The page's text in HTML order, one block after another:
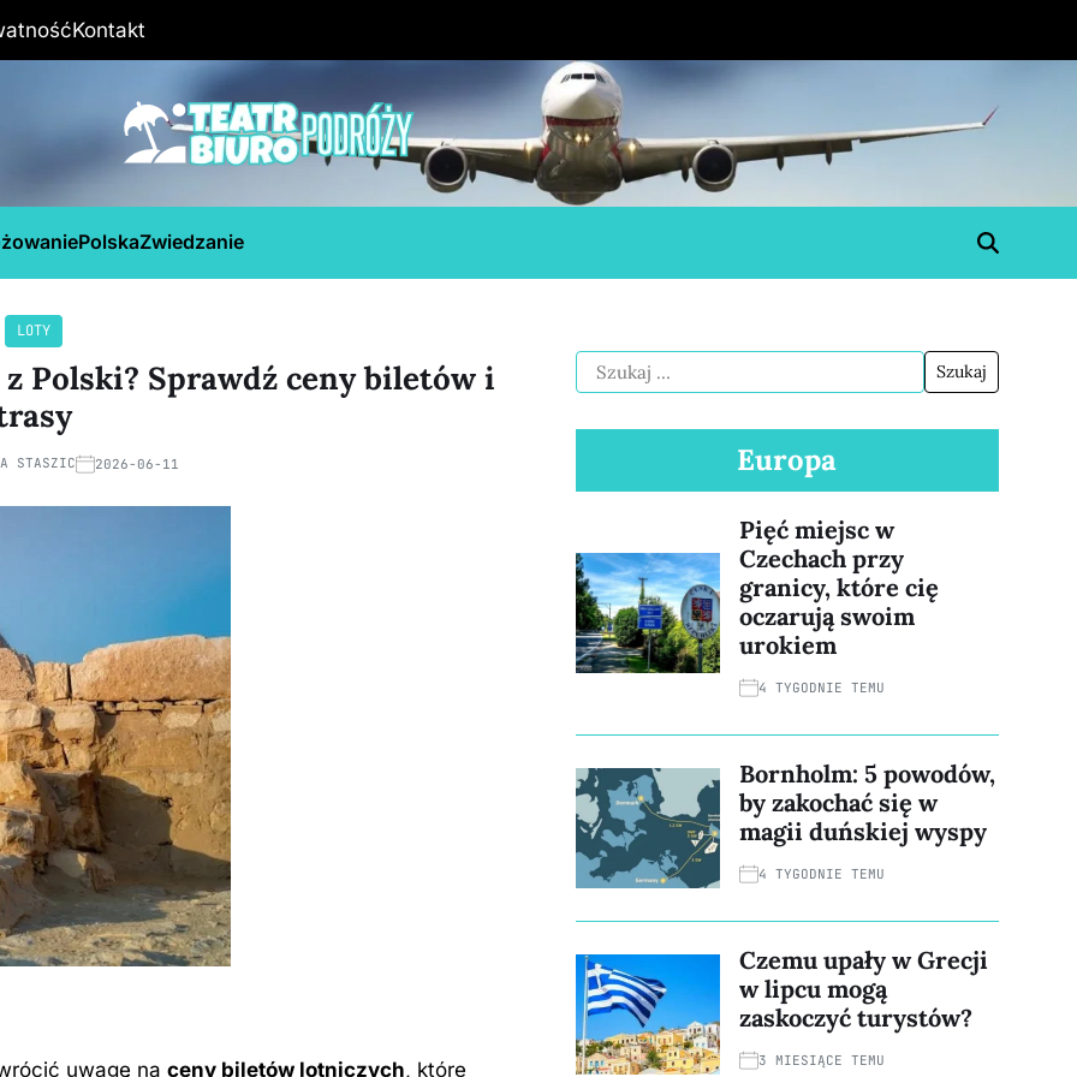
Kontakt
PolskaZwiedzanie
LOTY
Polski? Sprawdź ceny biletów i
STASZIC 2026-06-11
uwagę na ceny biletów lotniczych, które
Europa
Pięć miejsc w
Czechach przy
granicy, które cię
oczarują swoim
urokiem
4 TYGODNIE TEMU
Bornholm: 5 powodów,
by zakochać się w
magii duńskiej wyspy
4 TYGODNIE TEMU
Czemu upały w Grecji
w lipcu mogą
zaskoczyć turystów?
3 MIESIĄCE TEMU